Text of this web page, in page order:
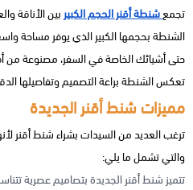
تجمعشنطة أقنر الحجم الكبير بين الأناقة
الشنطة بحجمها الكبير الذي يوفر مساحة
حتى أشيائك الخاصة في السفر، مصنوعة من
تعكس الشنطة براعة التصميم وتفاصيلها
مميزات شنط أقنر الجديدة
ترغب العديد من السيدات بشراء شنط أقنر
والتي تشمل ما يلي:
تتميز شنط أقنر الجديدة بتصاميم عصرية